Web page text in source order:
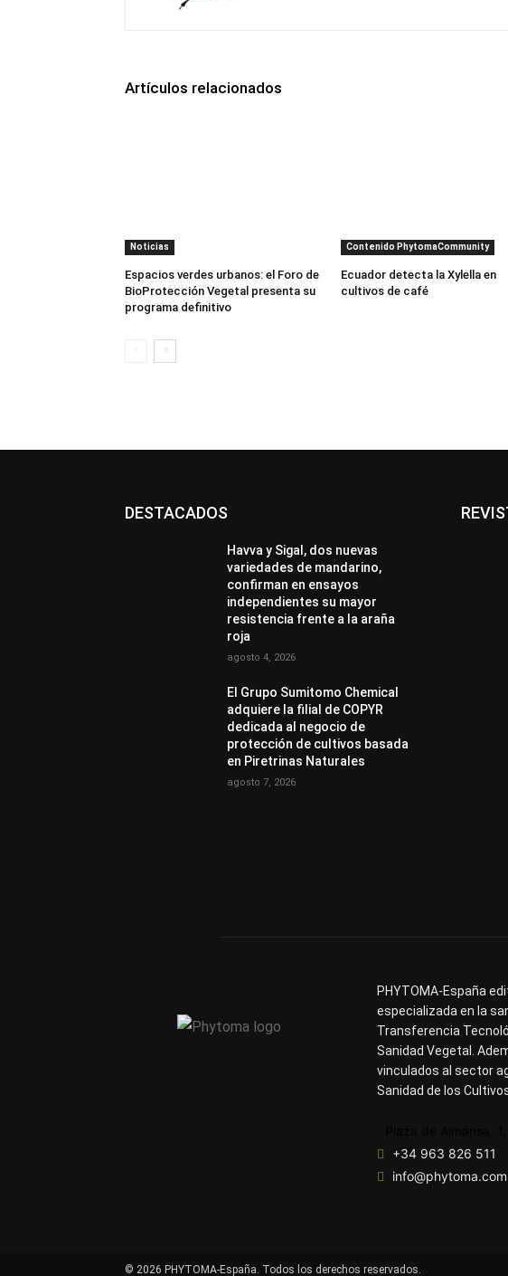
Artículos relacionados
Noticias
Espacios verdes urbanos: el Foro de
BioProtección Vegetal presenta su
programa definitivo
Contenido PhytomaCommunity
Ecuador detecta la Xylella en
cultivos de café
DESTACADOS
Havva y Sigal, dos nuevas
variedades de mandarino,
confirman en ensayos
independientes su mayor
resistencia frente a la araña
roja
agosto 4, 2026
El Grupo Sumitomo Chemical
adquiere la filial de COPYR
dedicada al negocio de
protección de cultivos basada
en Piretrinas Naturales
agosto 7, 2026
PHYTOMA-España
especializada en la
Transferencia
Sanidad Vegetal.
vinculados al sector
Sanidad de los
+34 963 826 511
info@phytoma.com
© 2026 PHYTOMA-España. Todos los derechos reservados.